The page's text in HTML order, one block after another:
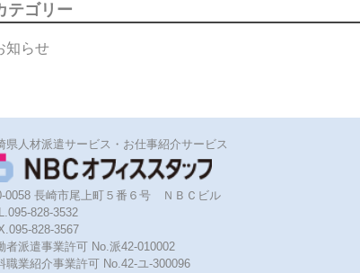
テゴリー
知らせ
県人材派遣サービス・お仕事紹介サービス
0058 長崎市尾上町５番６号 ＮＢＣビル
828-3532
828-3567
者派遣事業許可 No.派42-010002
職業紹介事業許可 No.42-ユ-300096